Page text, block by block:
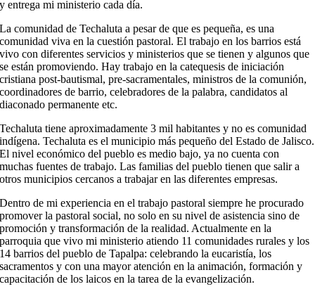
y entrega mi ministerio cada día.
La comunidad de Techaluta a pesar de que es pequeña, es una
comunidad viva en la cuestión pastoral. El trabajo en los barrios está
vivo con diferentes servicios y ministerios que se tienen y algunos que
se están promoviendo. Hay trabajo en la catequesis de iniciación
cristiana post-bautismal, pre-sacramentales, ministros de la comunión,
coordinadores de barrio, celebradores de la palabra, candidatos al
diaconado permanente etc.
Techaluta tiene aproximadamente 3 mil habitantes y no es comunidad
indígena. Techaluta es el municipio más pequeño del Estado de Jalisco.
El nivel económico del pueblo es medio bajo, ya no cuenta con
muchas fuentes de trabajo. Las familias del pueblo tienen que salir a
otros municipios cercanos a trabajar en las diferentes empresas.
Dentro de mi experiencia en el trabajo pastoral siempre he procurado
promover la pastoral social, no solo en su nivel de asistencia sino de
promoción y transformación de la realidad. Actualmente en la
parroquia que vivo mi ministerio atiendo 11 comunidades rurales y los
14 barrios del pueblo de Tapalpa: celebrando la eucaristía, los
sacramentos y con una mayor atención en la animación, formación y
capacitación de los laicos en la tarea de la evangelización.